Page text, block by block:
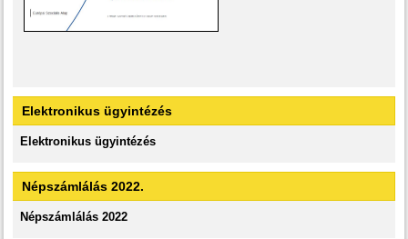
Elektronikus ügyintézés
Elektronikus ügyintézés
Népszámlálás 2022.
Népszámlálás 2022